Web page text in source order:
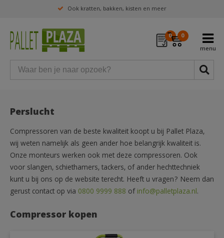
Ook kratten, bakken, kisten en meer
0 0
Perslucht
Compressoren van de beste kwaliteit koopt u bij Pallet Plaza,
wij weten namelijk als geen ander hoe belangrijk kwaliteit is.
Onze monteurs werken ook met deze compressoren. Ook
voor slangen, schiethamers, tackers, of ander hechttechniek
kunt u bij ons op de website terecht. Heeft u vragen? Neem dan
gerust contact op via 0800 9999 888 ofinfo@palletplaza.nl.
Compressor kopen